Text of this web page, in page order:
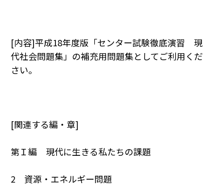
[内容]平成18年度版「センター試験徹底演習 現
代社会問題集」の補充用問題集としてご利用くだ
さい。
[関連する編・章]
第Ｉ編 現代に生きる私たちの課題
2 資源・エネルギー問題